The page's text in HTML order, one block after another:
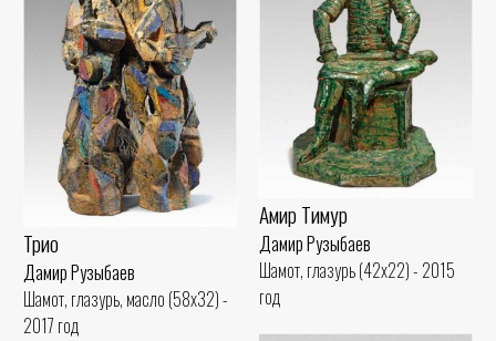
Амир Тимур
Дамир Рузыбаев
Шамот, глазурь (42x22) - 2015
год
Трио
Дамир Рузыбаев
Шамот, глазурь, масло (58x32) -
2017 год